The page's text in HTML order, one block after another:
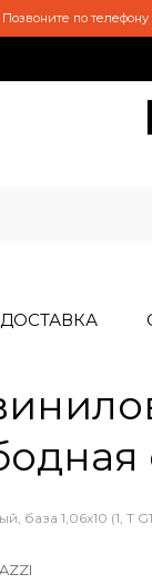
по телефону
ДОСТАВКА
1,06х10 (1, Т